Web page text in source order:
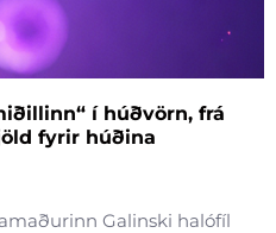
í húðvörn, frá
fyrir húðina
Galinski halófíl